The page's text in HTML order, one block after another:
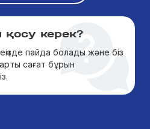
қосу керек?
пайда болады және біз
сағат бұрын